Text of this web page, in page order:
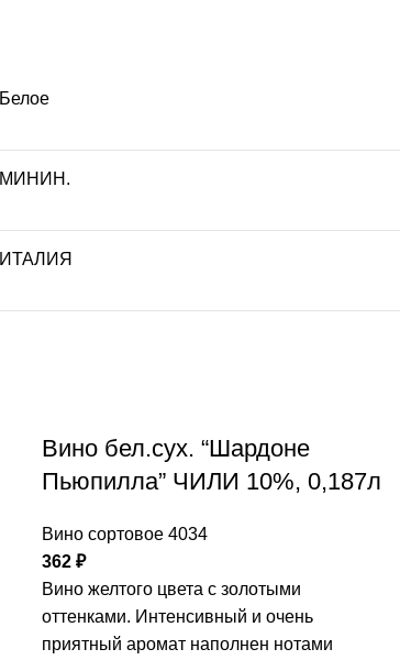
Белое
МИНИН.
ИТАЛИЯ
Вино бел.сух. “Шардоне
Пьюпилла” ЧИЛИ 10%, 0,187л
Вино сортовое 4034
362 ₽
Вино желтого цвета с золотыми
оттенками. Интенсивный и очень
приятный аромат наполнен нотами